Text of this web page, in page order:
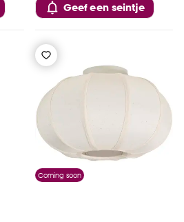
Geef een seintje
Coming soon